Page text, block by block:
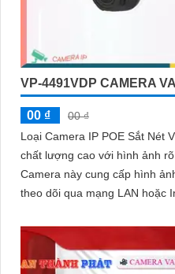
VP-4491VDP CAMERA
00 ₫
00 ₫
Loại Camera IP POE Sắt Nét
chất lượng cao với hình ảnh
Camera này cung cấp hình
theo dõi qua mạng LAN hoặc